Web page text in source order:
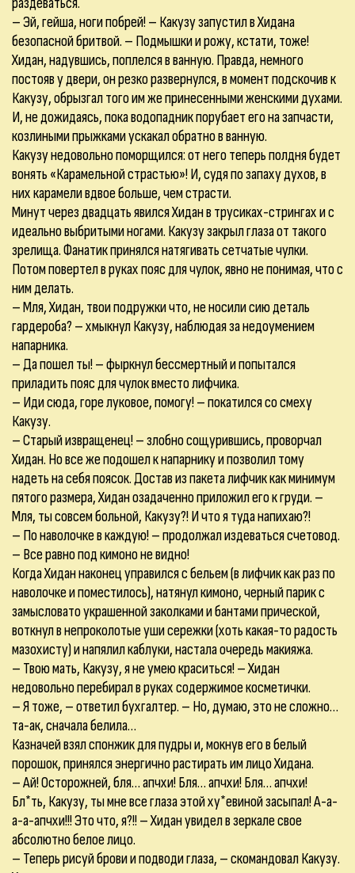
– Эй, гейша, ноги побрей! – Какузу запустил в Хидана
безопасной бритвой. – Подмышки и рожу, кстати, тоже!
Хидан, надувшись, поплелся в ванную. Правда, немного
постояв у двери, он резко развернулся, в момент подскочив к
Какузу, обрызгал того им же принесенными женскими духами.
И, не дожидаясь, пока водопадник порубает его на запчасти,
козлиными прыжками ускакал обратно в ванную.
Какузу недовольно поморщился: от него теперь полдня будет
вонять «Карамельной страстью»! И, судя по запаху духов, в
них карамели вдвое больше, чем страсти.
Минут через двадцать явился Хидан в трусиках-стрингах и с
идеально выбритыми ногами. Какузу закрыл глаза от такого
зрелища. Фанатик принялся натягивать сетчатые чулки.
Потом повертел в руках пояс для чулок, явно не понимая, что с
ним делать.
– Мля, Хидан, твои подружки что, не носили сию деталь
гардероба? – хмыкнул Какузу, наблюдая за недоумением
напарника.
– Да пошел ты! – фыркнул бессмертный и попытался
приладить пояс для чулок вместо лифчика.
– Иди сюда, горе луковое, помогу! – покатился со смеху
Какузу.
– Старый извращенец! – злобно сощурившись, проворчал
Хидан. Но все же подошел к напарнику и позволил тому
надеть на себя поясок. Достав из пакета лифчик как минимум
пятого размера, Хидан озадаченно приложил его к груди. –
Мля, ты совсем больной, Какузу?! И что я туда напихаю?!
– По наволочке в каждую! – продолжал издеваться счетовод.
– Все равно под кимоно не видно!
Когда Хидан наконец управился с бельем (в лифчик как раз по
наволочке и поместилось), натянул кимоно, черный парик с
замысловато украшенной заколками и бантами прической,
воткнул в непроколотые уши сережки (хоть какая-то радость
мазохисту) и напялил каблуки, настала очередь макияжа.
– Твою мать, Какузу, я не умею краситься! – Хидан
недовольно перебирал в руках содержимое косметички.
– Я тоже, – ответил бухгалтер. – Но, думаю, это не сложно…
та-ак, сначала белила…
Казначей взял спонжик для пудры и, мокнув его в белый
порошок, принялся энергично растирать им лицо Хидана.
– Ай! Осторожней, бля… апчхи! Бля… апчхи! Бля… апчхи!
Бл*ть, Какузу, ты мне все глаза этой ху*евиной засыпал! А-а-
а-а-апчхи!!! Это что, я?!! – Хидан увидел в зеркале свое
абсолютно белое лицо.
– Теперь рисуй брови и подводи глаза, – скомандовал Какузу.